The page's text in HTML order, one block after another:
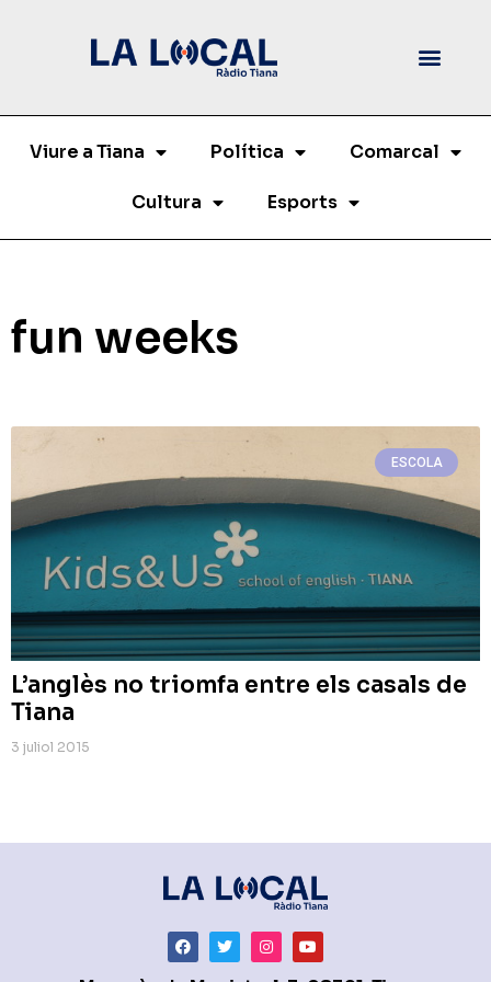
Viure a Tiana Política Comarcal
Cultura Esports
fun weeks
ESCOLA
L’anglès no triomfa entre els casals de
Tiana
3 juliol 2015